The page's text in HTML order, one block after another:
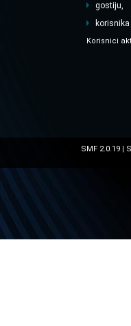
gostiju,
korisnika
Korisnici
SMF 2.0.19|